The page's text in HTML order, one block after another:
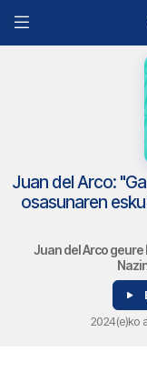
Juan del Arco:
osasunaren
Juan del Arco
2024(e)ko